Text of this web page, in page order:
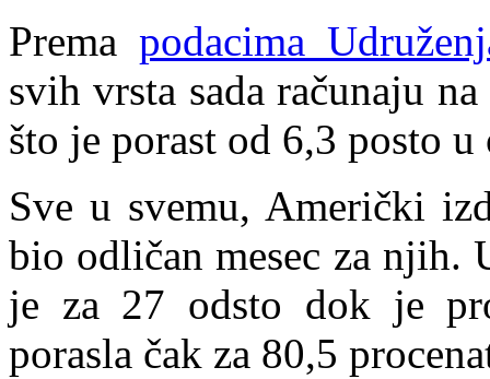
Prema podacima
svih vrsta sada računaju
što je porast od 6,3 posto
Sve u svemu, Američki
bio odličan mesec za njih.
je za 27 odsto dok je
porasla čak za 80,5